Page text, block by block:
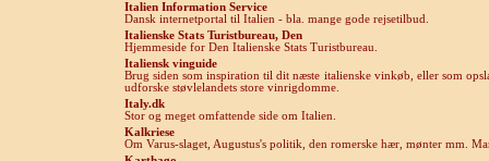
Italien Information Service
Dansk internetportal til Italien - bla. mange gode rejsetilbud.
Italienske Stats Turistbureau, Den
Hjemmeside for Den Italienske Stats Turistbureau.
Italiensk vinguide
Brug siden som inspiration til dit næste italienske vinkøb, eller som
udforske støvlelandets store vinrigdomme.
Italy.dk
Stor og meget omfattende side om Italien.
Kalkriese
Om Varus-slaget, Augustus's politik, den romerske hær, mønter mm.